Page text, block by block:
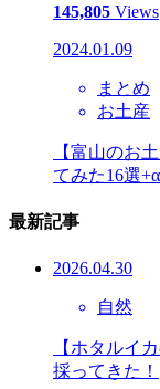
145,805 Views
2024.01.09
まとめ
お土産
【富山のお
てみた16選+α
最新記事
2026.04.30
自然
【ホタルイ
採ってきた！